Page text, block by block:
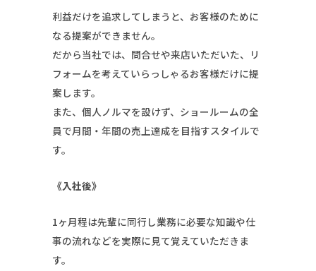
利益だけを追求してしまうと、お客様のために
なる提案ができません。
だから当社では、問合せや来店いただいた、リ
フォームを考えていらっしゃるお客様だけに提
案します。
また、個人ノルマを設けず、ショールームの全
員で月間・年間の売上達成を目指すスタイルで
す。
《入社後》
1ヶ月程は先輩に同行し業務に必要な知識や仕
事の流れなどを実際に見て覚えていただきま
す。